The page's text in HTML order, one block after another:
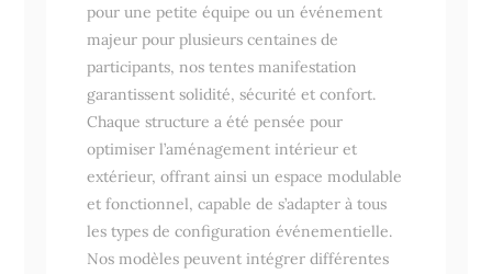
pour une petite équipe ou un événement
majeur pour plusieurs centaines de
participants, nos tentes manifestation
garantissent solidité, sécurité et confort.
Chaque structure a été pensée pour
optimiser l’aménagement intérieur et
extérieur, offrant ainsi un espace modulable
et fonctionnel, capable de s’adapter à tous
les types de configuration événementielle.
Nos modèles peuvent intégrer différentes